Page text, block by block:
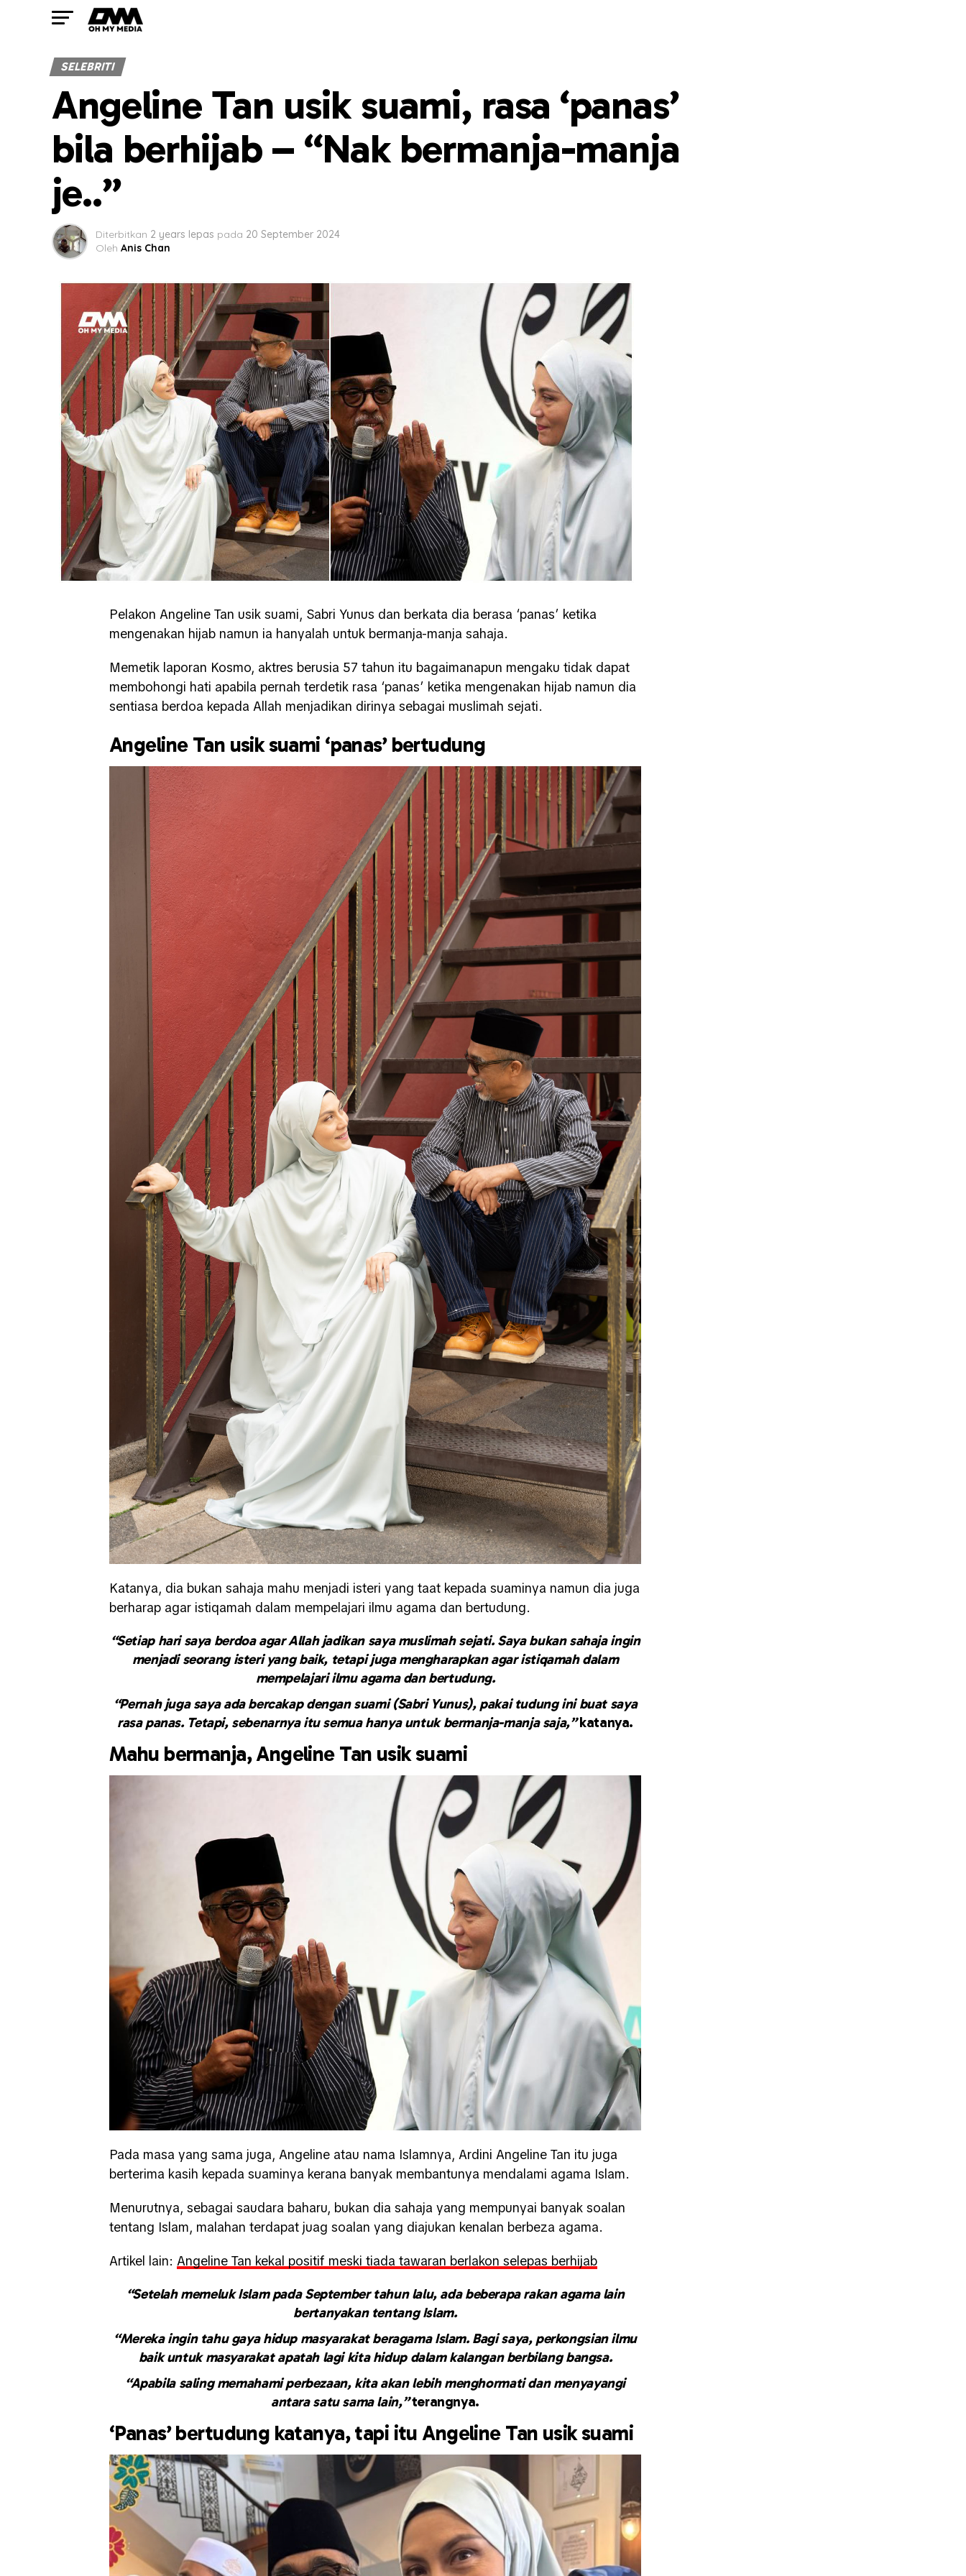
SELEBRITI
Angeline Tan usik suami, rasa ‘panas’
bila berhijab – “Nak bermanja-manja
je..”
Diterbitkan 2 years lepas pada 20 September 2024
Oleh Anis Chan
Pelakon Angeline Tan usik suami, Sabri Yunus dan berkata dia berasa ‘panas’ ketika
mengenakan hijab namun ia hanyalah untuk bermanja-manja sahaja.
Memetik laporan Kosmo, aktres berusia 57 tahun itu bagaimanapun mengaku tidak dapat
membohongi hati apabila pernah terdetik rasa ‘panas’ ketika mengenakan hijab namun dia
sentiasa berdoa kepada Allah menjadikan dirinya sebagai muslimah sejati.
Angeline Tan usik suami ‘panas’ bertudung
Katanya, dia bukan sahaja mahu menjadi isteri yang taat kepada suaminya namun dia juga
berharap agar istiqamah dalam mempelajari ilmu agama dan bertudung.
“Setiap hari saya berdoa agar Allah jadikan saya muslimah sejati. Saya bukan sahaja ingin
menjadi seorang isteri yang baik, tetapi juga mengharapkan agar istiqamah dalam
mempelajari ilmu agama dan bertudung.
“Pernah juga saya ada bercakap dengan suami (Sabri Yunus), pakai tudung ini buat saya
rasa panas. Tetapi, sebenarnya itu semua hanya untuk bermanja-manja saja,”katanya.
Mahu bermanja, Angeline Tan usik suami
Pada masa yang sama juga, Angeline atau nama Islamnya, Ardini Angeline Tan itu juga
berterima kasih kepada suaminya kerana banyak membantunya mendalami agama Islam.
Menurutnya, sebagai saudara baharu, bukan dia sahaja yang mempunyai banyak soalan
tentang Islam, malahan terdapat juag soalan yang diajukan kenalan berbeza agama.
Artikel lain: Angeline Tan kekal positif meski tiada tawaran berlakon selepas berhijab
“Setelah memeluk Islam pada September tahun lalu, ada beberapa rakan agama lain
bertanyakan tentang Islam.
“Mereka ingin tahu gaya hidup masyarakat beragama Islam. Bagi saya, perkongsian ilmu
baik untuk masyarakat apatah lagi kita hidup dalam kalangan berbilang bangsa.
“Apabila saling memahami perbezaan, kita akan lebih menghormati dan menyayangi
antara satu sama lain,”terangnya.
‘Panas’ bertudung katanya, tapi itu Angeline Tan usik suami